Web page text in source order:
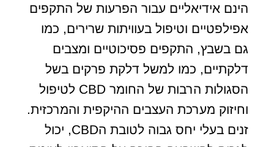
הינם אידיאליים עבור הפרעות של התקפים
אפילפטיים וטיפול בעוויתות שרירים, כמו
גם בשבץ, התקפים פסיכוטיים ומצבים
דלקתיים, כמו למשל דלקת פרקים בשל
הסגולות הרבות של החומר CBD לטיפול
וחיזוק מערכת העצבים ההיקפית והמרכזית.
זנים בעלי יחס גבוה לטובת הCBD, יכול